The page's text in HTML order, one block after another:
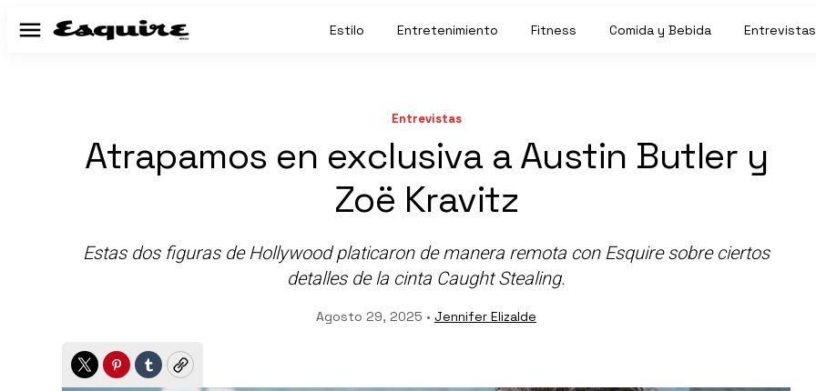
Menú Estilo Entretenimiento Fitness Comida y Bebida Entrevistas
Entrevistas
Atrapamos en exclusiva a Austin Butler y
Zoë Kravitz
Estas dos figuras de Hollywood platicaron de manera remota con Esquire sobre ciertos
detalles de la cinta Caught Stealing.
Agosto 29, 2025 • Jennifer Elizalde
TwitterPinterest
TumblrCopy